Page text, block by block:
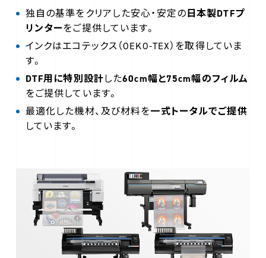
独自の基準をクリアした安心・安定の 日本製DTFプ
リンターをご提供しています。
インクはエコテックス（OEKO-TEX）を取得していま
す。
DTF用に特別設計した60cm幅と75cm幅のフィルム
をご提供しています。
最適化した機材、及び材料を一式トータルでご提供
しています。